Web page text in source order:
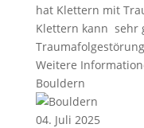
hat Klettern mit
Klettern kann sehr
Weitere
Bouldern
04. Juli 2025